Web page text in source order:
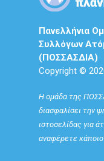
Πανελλήνια
Συλλόγων
(ΠΟΣΣΑΣΔΙΑ)
Copyright ©
Η ομάδα της
διασφαλίσει την
ιστοσελίδας για
αναφέρετε